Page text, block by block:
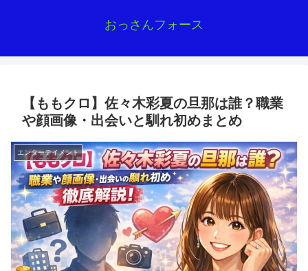
おっさんフォース
【ももクロ】佐々木彩夏の旦那は誰？職業
や顔画像・出会いと馴れ初めまとめ
エンターテイメント